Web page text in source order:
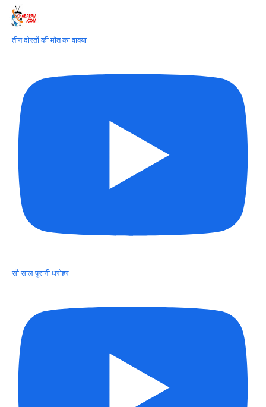
तीन दोस्तों की मौत का वाक्या
सौ साल पुरानी धरोहर